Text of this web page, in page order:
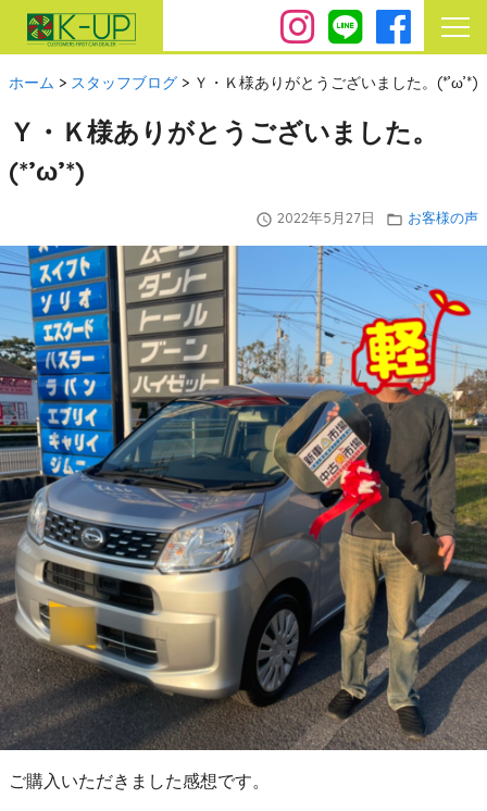
ホーム > スタッフブログ > Ｙ・Ｋ様ありがとうございました。(*’ω’*)
Ｙ・Ｋ様ありがとうございました。
(*’ω’*)
query_builder 2022年5月27日 folder_open お客様の声
ご購入いただきました感想です。